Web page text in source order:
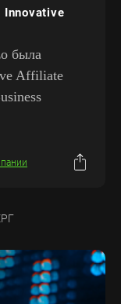
Innovative
была
Affiliate